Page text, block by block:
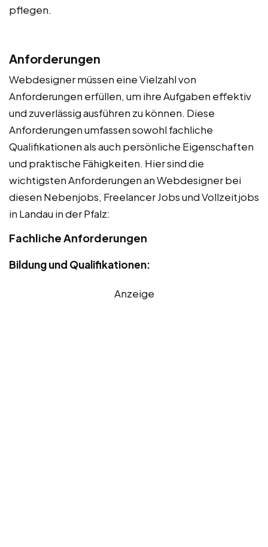
pflegen.
Anforderungen
Webdesigner müssen eine Vielzahl von
Anforderungen erfüllen, um ihre Aufgaben effektiv
und zuverlässig ausführen zu können. Diese
Anforderungen umfassen sowohl fachliche
Qualifikationen als auch persönliche Eigenschaften
und praktische Fähigkeiten. Hier sind die
wichtigsten Anforderungen an Webdesigner bei
diesen Nebenjobs, Freelancer Jobs und Vollzeitjobs
in Landau in der Pfalz:
Fachliche Anforderungen
Bildung und Qualifikationen:
Anzeige